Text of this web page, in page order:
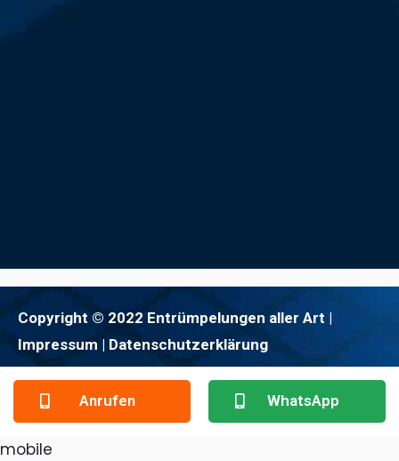
Copyright © 2022 Entrümpelungen aller Art |
Impressum | Datenschutzerklärung
Anrufen WhatsApp